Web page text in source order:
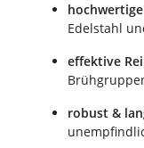
Edelstahl
effektive
robust &